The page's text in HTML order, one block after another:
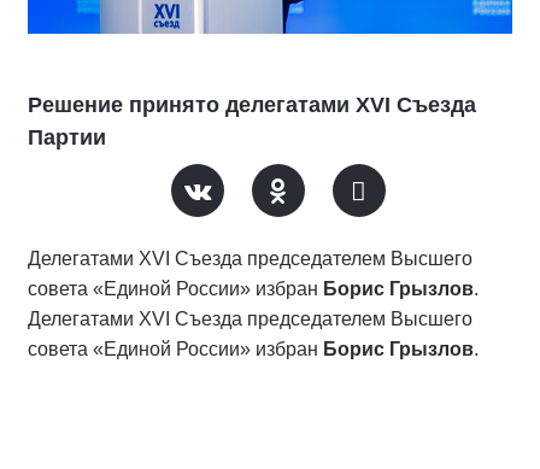
Решение принято делегатами XVI Съезда
Партии
Делегатами XVI Съезда председателем Высшего
совета «Единой России» избран Борис Грызлов.
Делегатами XVI Съезда председателем Высшего
совета «Единой России» избран Борис Грызлов.